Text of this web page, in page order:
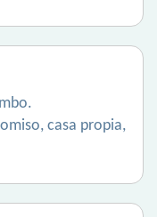
casa propia,